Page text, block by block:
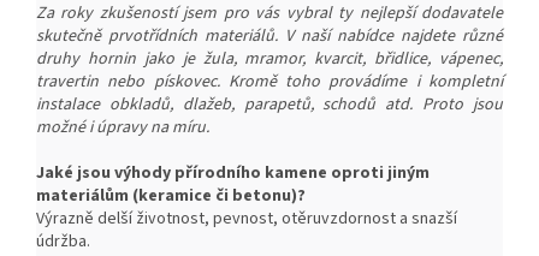
Za roky zkušeností jsem pro vás vybral ty nejlepší dodavatele
skutečně prvotřídních materiálů. V naší nabídce najdete různé
druhy hornin jako je žula, mramor, kvarcit, břidlice, vápenec,
travertin nebo pískovec. Kromě toho provádíme i kompletní
instalace obkladů, dlažeb, parapetů, schodů atd. Proto jsou
možné i úpravy na míru.
Jaké jsou výhody přírodního kamene oproti jiným
materiálům (keramice či betonu)?
Výrazně delší životnost, pevnost, otěruvzdornost a snazší
údržba.